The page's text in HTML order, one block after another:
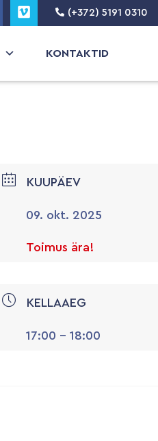
(+372) 5191 0310
KONTAKTID
KUUPÄEV
09. okt. 2025
Toimus ära!
KELLAAEG
17:00 - 18:00